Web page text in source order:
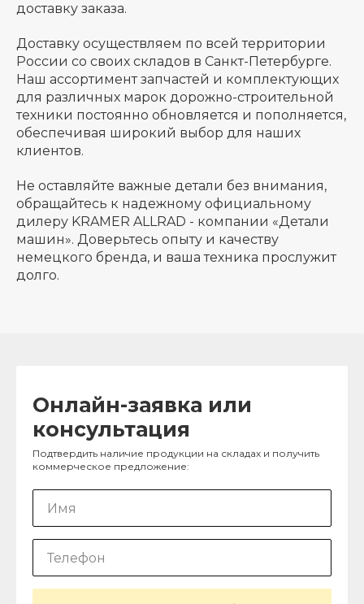
доставку заказа.
Доставку осуществляем по всей территории
России со своих складов в Санкт-Петербурге.
Наш ассортимент запчастей и комплектующих
для различных марок дорожно-строительной
техники постоянно обновляется и пополняется,
обеспечивая широкий выбор для наших
клиентов.
Не оставляйте важные детали без внимания,
обращайтесь к надежному официальному
дилеру KRAMER ALLRAD - компании «Детали
машин». Доверьтесь опыту и качеству
немецкого бренда, и ваша техника прослужит
долго.
Онлайн-заявка или
консультация
Подтвердить наличие продукции на складах и получить
коммерческое предложение: